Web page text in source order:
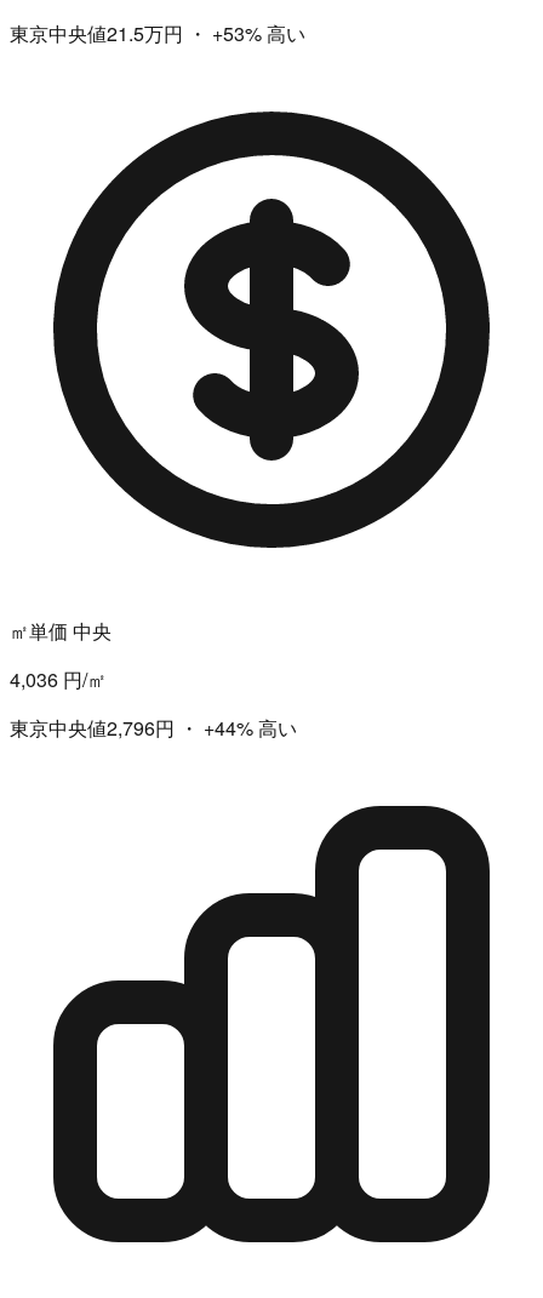
東京中央値21.5万円 ・ +53%高い
㎡単価 中央
4,036 円/㎡
東京中央値2,796円 ・ +44%高い